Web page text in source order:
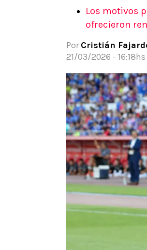
Apuesta del día
Los motivos
ofrecieron
Por Cristián
21/03/2026 - 16:18hs